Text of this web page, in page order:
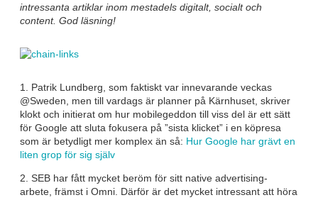
intressanta artiklar inom mestadels digitalt, socialt och
content. God läsning!
1. Patrik Lundberg, som faktiskt var innevarande veckas
@Sweden, men till vardags är planner på Kärnhuset, skriver
klokt och initierat om hur mobilegeddon till viss del är ett sätt
för Google att sluta fokusera på ”sista klicket” i en köpresa
som är betydligt mer komplex än så: Hur Google har grävt en
liten grop för sig själv
2. SEB har fått mycket beröm för sitt native advertising-
arbete, främst i Omni. Därför är det mycket intressant att höra